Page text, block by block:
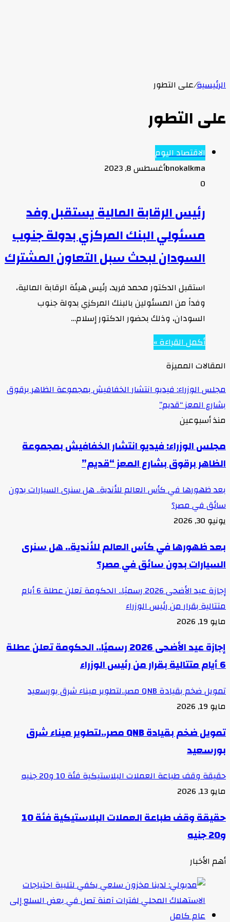
الرئيسية/على التطور
على التطور
الاقتصاد اليوم
bnokalkmaأغسطس 8, 2023
0
رئيس الرقابة المالية يستقبل وفد
مسئولي البنك المركزي بدولة جنوب
السودان لبحث سبل التعاون المشترك
استقبل الدكتور محمد فريد، رئيس هيئة الرقابة المالية،
وفداً من المسئولين بالبنك المركزي بدولة جنوب
السودان، وذلك بحضور الدكتور إسلام…
أكمل القراءة »
المقالات المميزة
مجلس الوزراء: فيديو انتشار الخفافيش بمجموعة الظاهر برقوق
بشارع المعز “قديم”
منذ أسبوعين
مجلس الوزراء: فيديو انتشار الخفافيش بمجموعة
الظاهر برقوق بشارع المعز “قديم”
بعد ظهورها في كأس العالم للأندية.. هل سنرى السيارات بدون
سائق في مصر؟
يونيو 30, 2026
بعد ظهورها في كأس العالم للأندية.. هل سنرى
السيارات بدون سائق في مصر؟
إجازة عيد الأضحى 2026 رسميًا.. الحكومة تعلن عطلة 6 أيام
متتالية بقرار من رئيس الوزراء
مايو 19, 2026
إجازة عيد الأضحى 2026 رسميًا.. الحكومة تعلن عطلة
6 أيام متتالية بقرار من رئيس الوزراء
تمويل ضخم بقيادة QNB مصر..لتطوير ميناء شرق بورسعيد
مايو 19, 2026
تمويل ضخم بقيادة QNB مصر..لتطوير ميناء شرق
بورسعيد
حقيقة وقف طباعة العملات البلاستيكية فئة 10 و20 جنيه
مايو 13, 2026
حقيقة وقف طباعة العملات البلاستيكية فئة 10
و20 جنيه
أهم الأخبار